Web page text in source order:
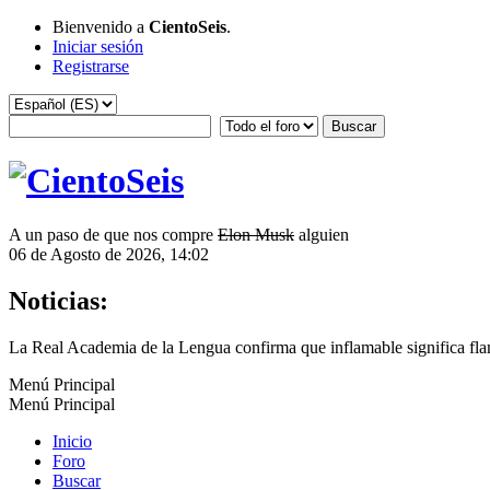
Bienvenido a CientoSeis.
Iniciar sesión
Registrarse
A un paso de que nos compre Elon Musk alguien
06 de Agosto de 2026, 14:02
Noticias:
La Real Academia de la Lengua confirma que inflamable significa
Menú Principal
Menú Principal
Inicio
Foro
Buscar